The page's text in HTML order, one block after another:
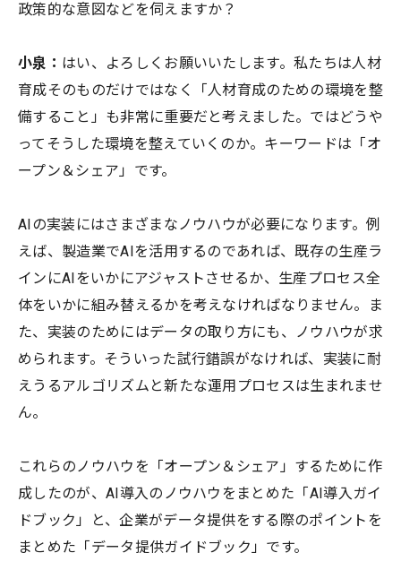
政策的な意図などを伺えますか？
小泉： はい、よろしくお願いいたします。私たちは人材
育成そのものだけではなく「人材育成のための環境を整
備すること」も非常に重要だと考えました。ではどうや
ってそうした環境を整えていくのか。キーワードは「オ
ープン＆シェア」です。
AIの実装にはさまざまなノウハウが必要になります。例
えば、製造業でAIを活用するのであれば、既存の生産ラ
インにAIをいかにアジャストさせるか、生産プロセス全
体をいかに組み替えるかを考えなければなりません。ま
た、実装のためにはデータの取り方にも、ノウハウが求
められます。そういった試行錯誤がなければ、実装に耐
えうるアルゴリズムと新たな運用プロセスは生まれませ
ん。
これらのノウハウを「オープン＆シェア」するために作
成したのが、AI導入のノウハウをまとめた「AI導入ガイ
ドブック」と、企業がデータ提供をする際のポイントを
まとめた「データ提供ガイドブック」です。